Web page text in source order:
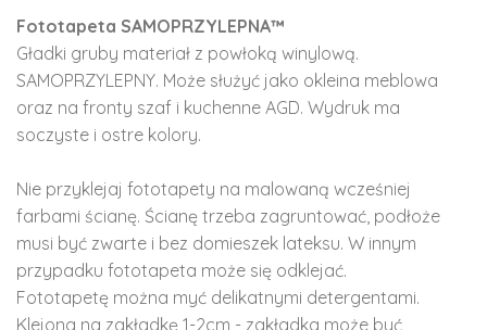
Fototapeta SAMOPRZYLEPNA™
Gładki gruby materiał z powłoką winylową.
SAMOPRZYLEPNY. Może służyć jako okleina meblowa
oraz na fronty szaf i kuchenne AGD. Wydruk ma
soczyste i ostre kolory.
Nie przyklejaj fototapety na malowaną wcześniej
farbami ścianę. Ścianę trzeba zagruntować, podłoże
musi być zwarte i bez domieszek lateksu. W innym
przypadku fototapeta może się odklejać.
Fototapetę można myć delikatnymi detergentami.
Klejona na zakładkę 1-2cm - zakładka może być